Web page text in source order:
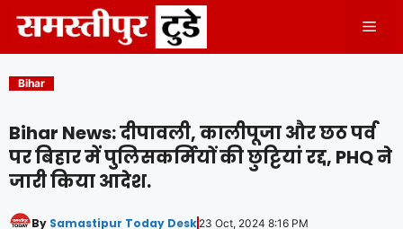
content
Bihar
Bihar News: दीपावली, कालीपूजा और छठ पर्व
पर बिहार में पुलिसकर्मियों की छुट्टियां रद्द, PHQ ने
जारी किया आदेश.
By Samastipur Today Desk 23 Oct, 2024 8:16 PM